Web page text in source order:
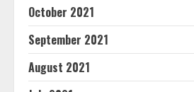
October 2021
September 2021
August 2021